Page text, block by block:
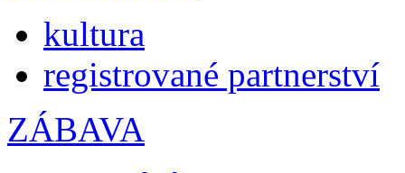
kultura
registrované partnerství
ZÁBAVA